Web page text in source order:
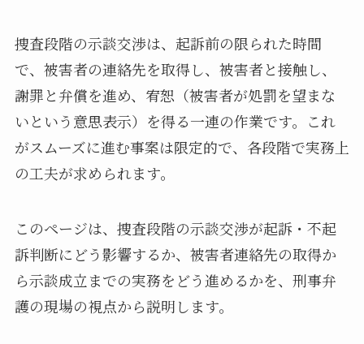
捜査段階の示談交渉は、起訴前の限られた時間
で、被害者の連絡先を取得し、被害者と接触し、
謝罪と弁償を進め、宥恕（被害者が処罰を望まな
いという意思表示）を得る一連の作業です。これ
がスムーズに進む事案は限定的で、各段階で実務上
の工夫が求められます。
このページは、捜査段階の示談交渉が起訴・不起
訴判断にどう影響するか、被害者連絡先の取得か
ら示談成立までの実務をどう進めるかを、刑事弁
護の現場の視点から説明します。